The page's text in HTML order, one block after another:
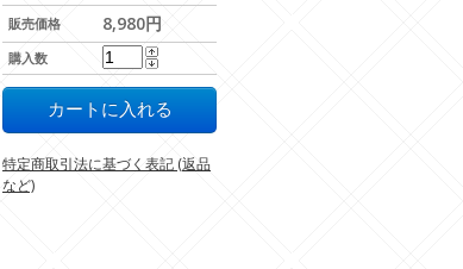
販売価格 8,980円
購入数
特定商取引法に基づく表記 (返品
など)